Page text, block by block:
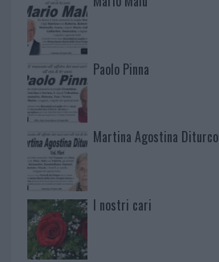
Paolo Pinna
Martina Agostina Diturco
I nostri cari